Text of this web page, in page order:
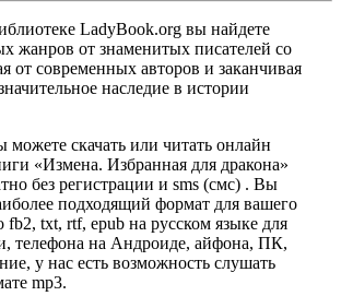
LadyBook.org вы найдете
жанров от знаменитых писателей со
от современных авторов и заканчивая
наследие в истории
скачать или читать онлайн
«Измена. Избранная для дракона»
без регистрации и sms (смс) . Вы
подходящий формат для вашего
fb2, txt, rtf, epub на русском языке для
телефона на Андроиде, айфона, ПК,
у нас есть возможность слушать
mp3.